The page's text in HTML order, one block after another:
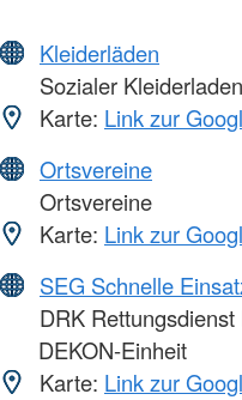
Kleiderläden
Sozialer
Karte: Link zur
Ortsvereine
Ortsvereine
Karte: Link zur
SEG Schnelle
DRK
DEKON-Einheit
Karte: Link zur